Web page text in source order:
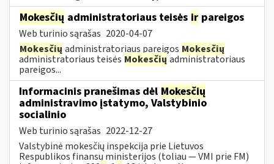
Mokesčių administratoriaus teisės ir pareigos
Web turinio sąrašas 2020-04-07
Mokesčių administratoriaus pareigos Mokesčių
administratoriaus teisės Mokesčių administratoriaus
pareigos...
Informacinis pranešimas dėl Mokesčių
administravimo įstatymo, Valstybinio
socialinio
Web turinio sąrašas 2022-12-27
Valstybinė mokesčių inspekcija prie Lietuvos
Respublikos finansų ministerijos (toliau — VMI prie FM)